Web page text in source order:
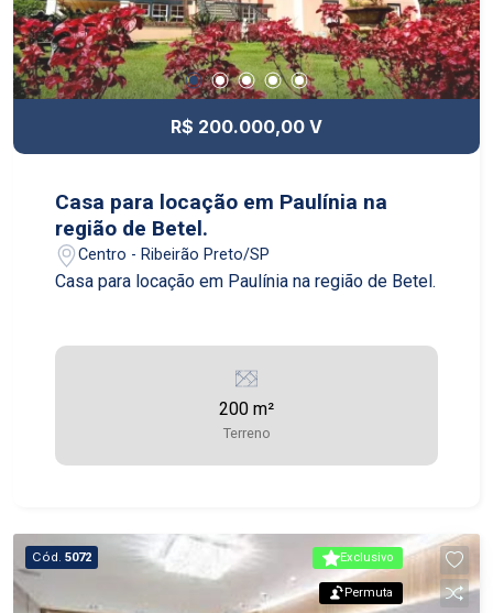
R$ 200.000,00 V
Casa para locação em Paulínia na
região de Betel.
Centro - Ribeirão Preto/SP
Casa para locação em Paulínia na região de Betel.
200 m²
Terreno
Exclusivo
Permuta
Cód. 5072